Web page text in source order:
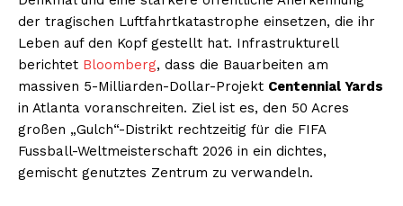
der tragischen Luftfahrtkatastrophe einsetzen, die ihr
Leben auf den Kopf gestellt hat. Infrastrukturell
berichtet Bloomberg, dass die Bauarbeiten am
massiven 5-Milliarden-Dollar-Projekt Centennial Yards
in Atlanta voranschreiten. Ziel ist es, den 50 Acres
großen „Gulch“-Distrikt rechtzeitig für die FIFA
Fussball-Weltmeisterschaft 2026 in ein dichtes,
gemischt genutztes Zentrum zu verwandeln.